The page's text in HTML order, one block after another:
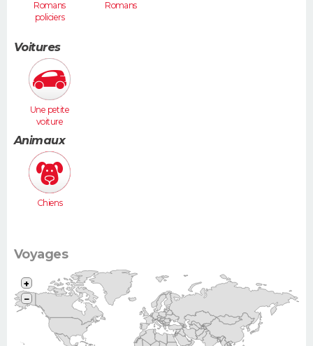
Romans
policiers
Romans
Voitures
Une petite
voiture
Clio, 206...)
Animaux
Chiens
Voyages
+
−